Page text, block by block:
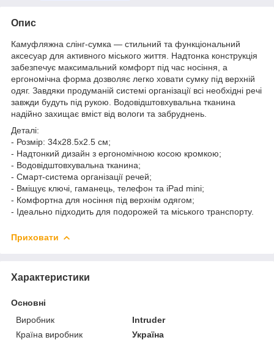
Опис
Камуфляжна слінг-сумка — стильний та функціональний
аксесуар для активного міського життя. Надтонка конструкція
забезпечує максимальний комфорт під час носіння, а
ергономічна форма дозволяє легко ховати сумку під верхній
одяг. Завдяки продуманій системі організації всі необхідні речі
завжди будуть під рукою. Водовідштовхувальна тканина
надійно захищає вміст від вологи та забруднень.
Деталі:
- Розмір: 34х28.5х2.5 см;
- Надтонкий дизайн з ергономічною косою кромкою;
- Водовідштовхувальна тканина;
- Смарт-система організації речей;
- Вміщує ключі, гаманець, телефон та iPad mini;
- Комфортна для носіння під верхнім одягом;
- Ідеально підходить для подорожей та міського транспорту.
Приховати
Характеристики
Основні
Виробник
Intruder
Країна виробник
Україна